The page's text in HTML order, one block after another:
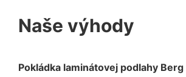
Naše výhody
Pokládka laminátovej podlahy Berg